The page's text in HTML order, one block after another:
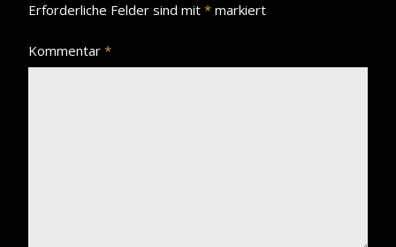
Erforderliche Felder sind mit * markiert
Kommentar *